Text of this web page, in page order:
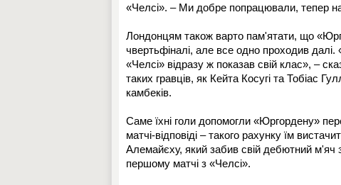
«Челсі». – Ми добре попрацювали, тепер
Лондонцям також варто пам'ятати, що
чвертьфіналі, але все одно проходив
«Челсі» відразу ж показав свій клас», –
таких гравців, як Кейта Косугі та Тобіас
камбеків.
Саме їхні голи допомогли «Юргордену»
матчі-відповіді – такого рахунку їм
Алемайєху, який забив свій дебютний м'яч
першому матчі з «Челсі».